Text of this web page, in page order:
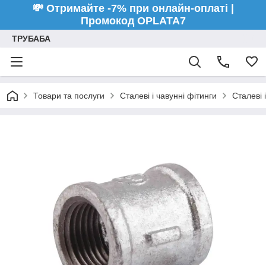
💸 Отримайте -7% при онлайн-оплаті |
Промокод OPLATA7
ТРУБАБА
Товари та послуги Сталеві і чавунні фітинги Сталеві